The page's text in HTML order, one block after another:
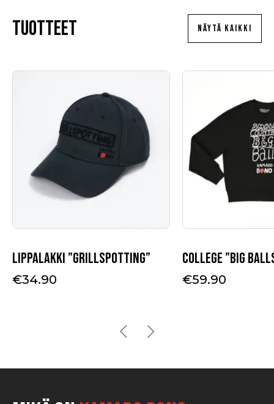
Tuotteet NÄYTÄ KAIKKI
Lippalakki ”Grillspotting”
€34.90
College ”Big
€59.90
Tällä
muunnelma.
tehdä
valinnat
tuotteen
sivulla.